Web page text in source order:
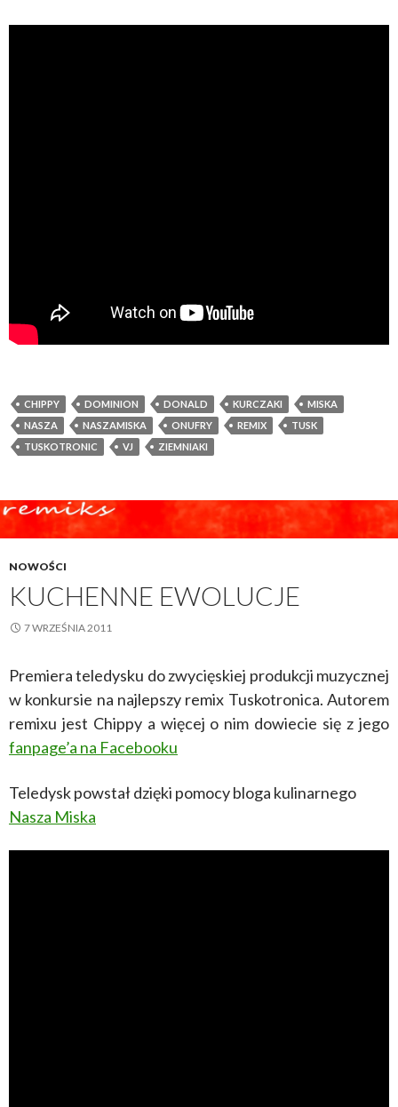
CHIPPY DOMINION DONALD KURCZAKI
MISKA
NASZA
NASZAMISKA ONUFRY REMIX
TUSK
TUSKOTRONIC
VJ ZIEMNIAKI
NOWOŚCI
KUCHENNE EWOLUCJE
7 WRZEŚNIA 2011
Premiera teledysku do zwycięskiej produkcji muzycznej
w konkursie na najlepszy remix Tuskotronica. Autorem
remixu jest Chippy a więcej o nim dowiecie się z jego
fanpage’a na Facebooku
Teledysk powstał dzięki pomocy bloga kulinarnego
Nasza Miska